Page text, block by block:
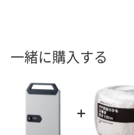
一緒に購入する